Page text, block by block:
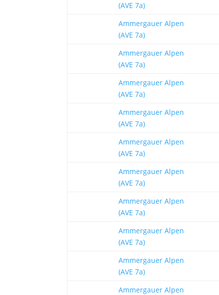
(AVE 7a)
Ammergauer Alpen
(AVE 7a)
Ammergauer Alpen
(AVE 7a)
Ammergauer Alpen
(AVE 7a)
Ammergauer Alpen
(AVE 7a)
Ammergauer Alpen
(AVE 7a)
Ammergauer Alpen
(AVE 7a)
Ammergauer Alpen
(AVE 7a)
Ammergauer Alpen
(AVE 7a)
Ammergauer Alpen
(AVE 7a)
Ammergauer Alpen